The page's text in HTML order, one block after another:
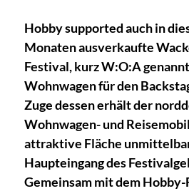
Hobby supported auch in
Monaten ausverkaufte
Festival, kurz W:O:A
Wohnwagen für den
Zuge dessen erhält der
Wohnwagen- und
attraktive Fläche
Haupteingang des
Gemeinsam mit dem